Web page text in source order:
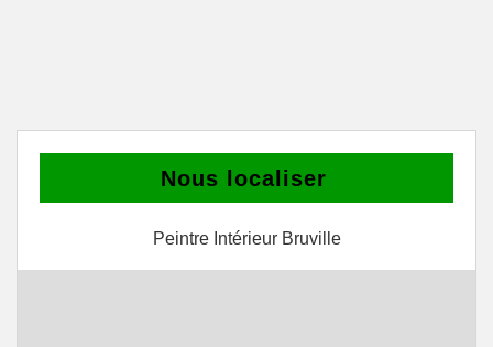
Nous localiser
Peintre Intérieur Bruville